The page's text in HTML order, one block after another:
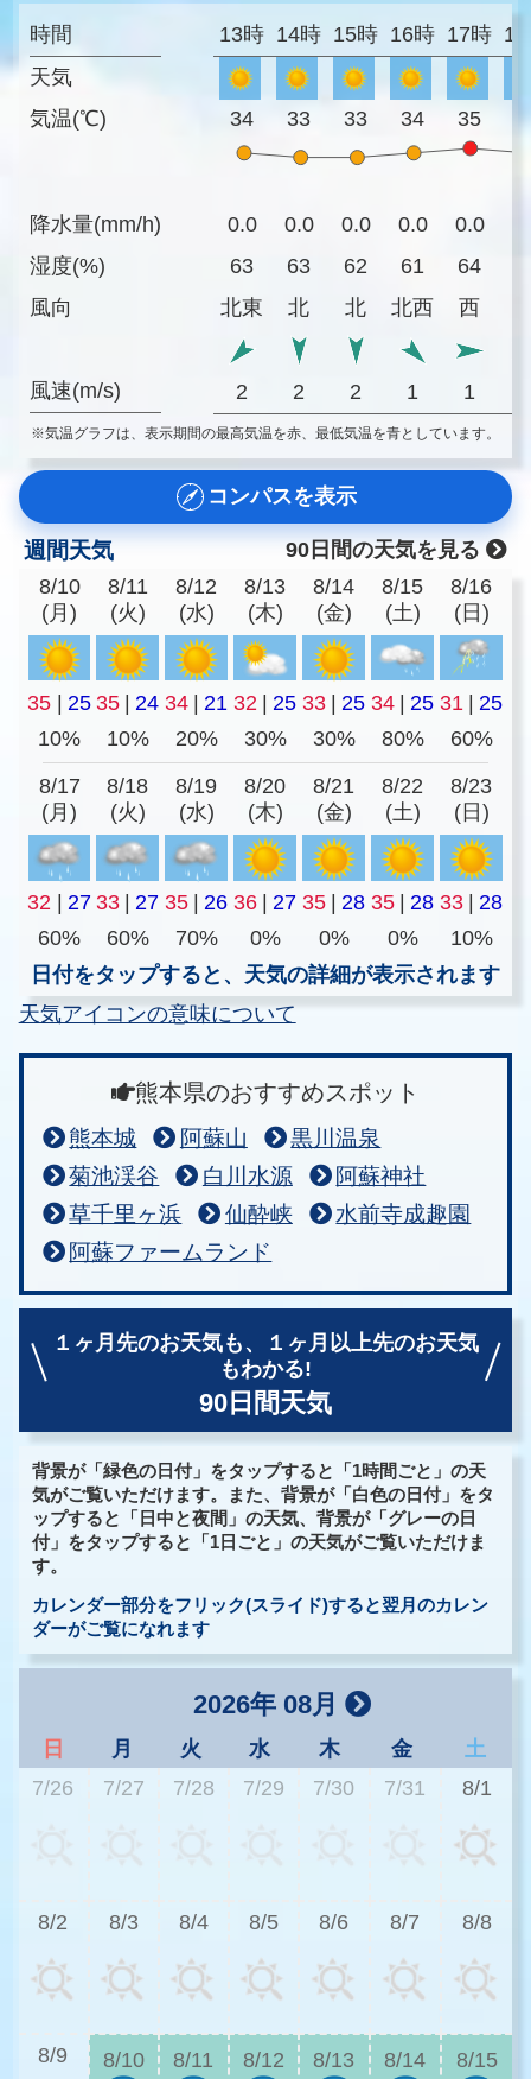
時間
天気
気温(℃)
降水量(mm/h)
湿度(%)
風向
風速(m/s)
13時 14時 15時 16時 17時
34 33 33 34 35
0.0 0.0 0.0 0.0 0.0
63
63 62 61 64
北東
北 北 北西 西
2 2 2 1 1
※気温グラフは、表示期間の最高気温を赤、最低気温を青としています。
コンパスを表示
週間天気
90日間の天気を見る
8/10
(月)
8/11
(火)
8/12
(水)
8/13
(木)
8/14
(金)
8/15
(土)
8/16
(日)
35 25 35 24 34 21 32 25 33 25 34 25 31
25
10%
10% 20% 30% 30% 80% 60%
8/17
(月)
8/18
(火)
8/19
(水)
8/20
(木)
8/21
(金)
8/22
(土)
8/23
(日)
32 27 33 27 35 26 36 27 35 28 35 28 33
28
60%
60% 70% 0% 0% 0%
10%
日付をタップすると、天気の詳細が表示されます
天気アイコンの意味について
熊本県のおすすめスポット
熊本城 阿蘇山
黒川温泉
菊池渓谷
白川水源
阿蘇神社
草千里ヶ浜
仙酔峡
水前寺成趣園
阿蘇ファームランド
１ヶ月先のお天気も、
１ヶ月以上先のお天気
もわかる!
90日間天気
背景が「緑色の日付」をタップすると「1時間ごと」の天
気がご覧いただけます。また、背景が「白色の日付」をタ
ップすると「日中と夜間」の天気、背景が「グレーの日
付」をタップすると「1日ごと」の天気がご覧いただけま
す。
カレンダー部分をフリック(スライド)すると翌月のカレン
ダーがご覧になれます
2026年 08月
日 月 火 水 木 金
土
7/26
7/27 7/28 7/29 7/30 7/31 8/1
8/2 8/3 8/4 8/5 8/6 8/7 8/8
8/9 8/10 8/11 8/12 8/13 8/14 8/15